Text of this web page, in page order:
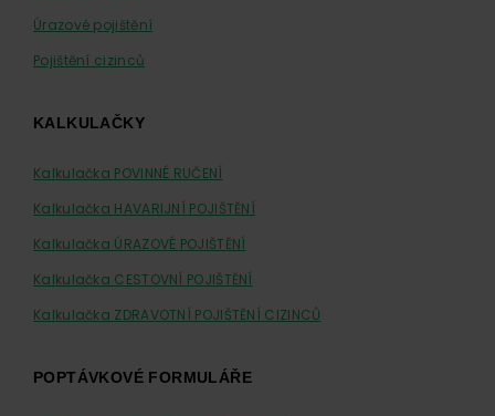
Úrazové pojištění
Pojištění cizinců
KALKULAČKY
Kalkulačka POVINNÉ RUČENÍ
Kalkulačka HAVARIJNÍ POJIŠTĚNÍ
Kalkulačka ÚRAZOVÉ POJIŠTĚNÍ
Kalkulačka CESTOVNÍ POJIŠTĚNÍ
Kalkulačka ZDRAVOTNÍ POJIŠTĚNÍ CIZINCŮ
POPTÁVKOVÉ FORMULÁŘE